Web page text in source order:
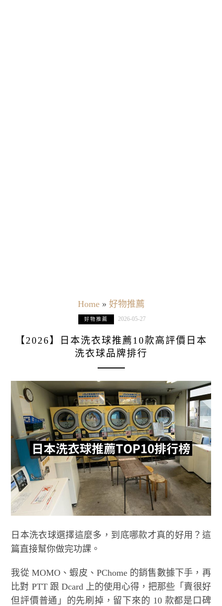
Home» 好物推薦
好物推薦 2026-05-27
【2026】日本洗衣球推薦10款高評價日本
洗衣球品牌排行
日本洗衣球選擇這麼多，到底哪款才真的好用？這
篇直接幫你做完功課。
我從 MOMO、蝦皮、PChome 的銷售數據下手，再
比對 PTT 跟 Dcard 上的使用心得，把那些「賣很好
但評價普通」的先刷掉，留下來的 10 款都是口碑